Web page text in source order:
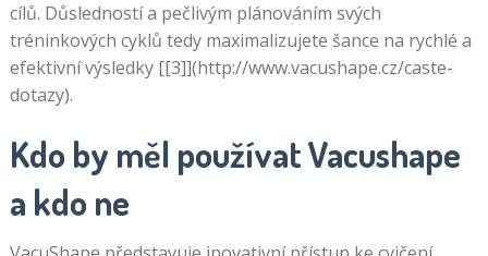
cílů. Důsledností a pečlivým plánováním svých
tréninkových cyklů tedy maximalizujete šance na rychlé a
efektivní výsledky [[3]](http://www.vacushape.cz/caste-
dotazy).
Kdo by měl používat Vacushape
a kdo ne